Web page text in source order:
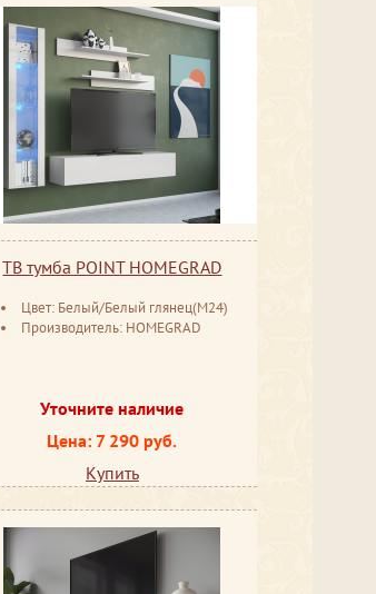
ТВ тумба POINT HOMEGRAD
Цвет: Белый/Белый глянец(М24)
Производитель: HOMEGRAD
Уточните наличие
Цена: 7 290 руб.
Купить